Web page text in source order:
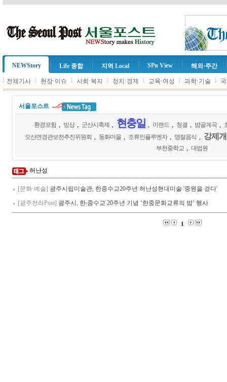
NEWStory Life 종합 지역 Local SPn View 해외·주간
l 전체기사 l 현장·이슈 l 사회·복지 l 정치·경제 l 교육·여성 l 과학·기술 l
서울포스트
환경포험 빙상 군산시축제 현충일 이랜드 청결 밤골계곡
오산면경관보전추진위원회
동화마을 조류인플루엔자 명절음식 강제
부천중학교 대법원
허난성
[문화·예술] 광주시립미술관, 한중수교20주년 허난성현대미술 '중원을 걷다'
[광주전라Post] 광주시, 한‧중수교 20주년 기념 ‘한중문화교류의 밤’ 행사
1